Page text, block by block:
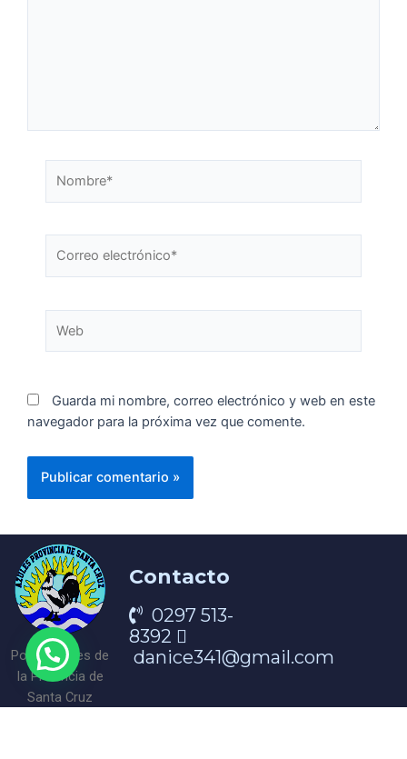
Guarda mi nombre, correo electrónico y web en este
navegador para la próxima vez que comente.
Portal Azules de
la Provincia de
Santa Cruz
Contacto
0297 513-
8392
danice341@gmail.com